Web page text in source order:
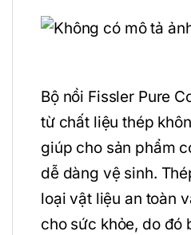
Bộ nồi Fissler Pure
từ chất liệu thép
giúp cho sản phẩm
dễ dàng vệ sinh.
loại vật liệu an toàn
cho sức khỏe, do đó